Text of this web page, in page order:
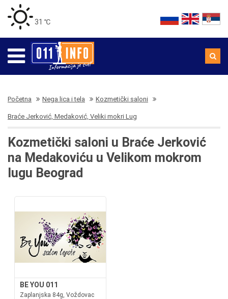
31 ℃
Početna Nega lica i tela Kozmetički saloni
Braće Jerković, Medaković, Veliki mokri Lug
Kozmetički saloni u Braće Jerković
na Medakoviću u Velikom mokrom
lugu Beograd
BE YOU 011
Zaplanjska 84g, Voždovac